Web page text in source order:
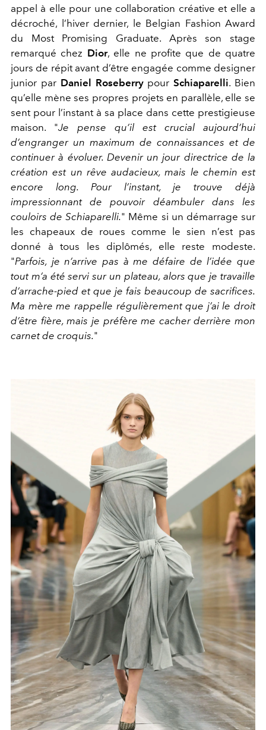
appel à elle pour une collaboration créative et elle a
décroché, l’hiver dernier, le Belgian Fashion Award
du Most Promising Graduate. Après son stage
remarqué chez Dior, elle ne profite que de quatre
jours de répit avant d’être engagée comme designer
junior par Daniel RoseberrypourSchiaparelli. Bien
qu’elle mène ses propres projets en parallèle, elle se
sent pour l’instant à sa place dans cette prestigieuse
maison. "Je pense qu’il est crucial aujourd’hui
d’engranger un maximum de connaissances et de
continuer à évoluer. Devenir un jour directrice de la
création est un rêve audacieux, mais le chemin est
encore long. Pour l’instant, je trouve déjà
impressionnant de pouvoir déambuler dans les
couloirs de Schiaparelli." Même si un démarrage sur
les chapeaux de roues comme le sien n’est pas
donné à tous les diplômés, elle reste modeste.
"Parfois, je n’arrive pas à me défaire de l’idée que
tout m’a été servi sur un plateau, alors que je travaille
d’arrache-pied et que je fais beaucoup de sacrifices.
Ma mère me rappelle régulièrement que j’ai le droit
d’être fière, mais je préfère me cacher derrière mon
carnet de croquis."